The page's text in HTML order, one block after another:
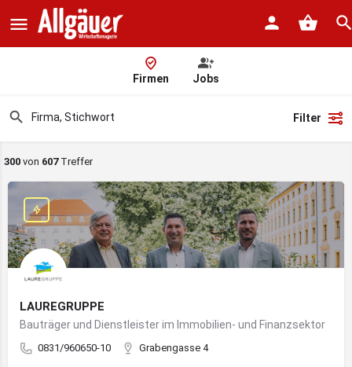
Firmen Jobs
Filter
300 von 607Treffer
LAUREGRUPPE
Bauträger und Dienstleister im Immobilien- und Finanzsektor
0831/960650-10 Grabengasse 4